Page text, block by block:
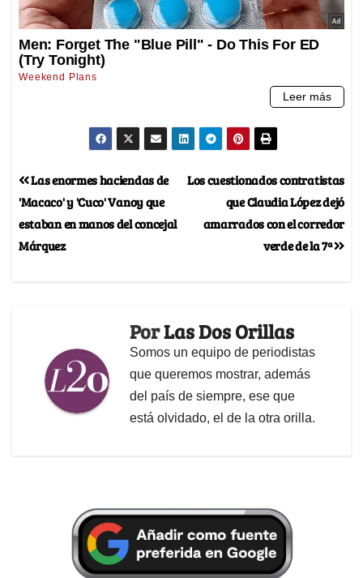
Los cuestionados contratistas
que Claudia López dejó
amarrados con el corredor
verde de la 7ª
Las enormes haciendas de
'Macaco' y 'Cuco' Vanoy que
estaban en manos del concejal
Márquez
PorLas Dos Orillas
Somos un equipo de periodistas
que queremos mostrar, además
del país de siempre, ese que
está olvidado, el de la otra orilla.